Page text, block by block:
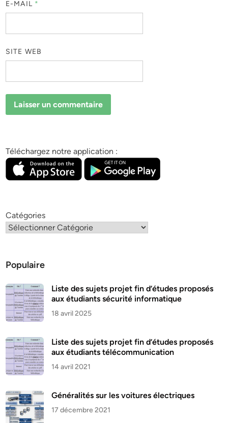
E-MAIL *
SITE WEB
Téléchargez notre application :
Catégories
Populaire
Liste des sujets projet fin d’études proposés
aux étudiants sécurité informatique
18 avril 2025
Liste des sujets projet fin d’études proposés
aux étudiants télécommunication
14 avril 2021
Généralités sur les voitures électriques
17 décembre 2021